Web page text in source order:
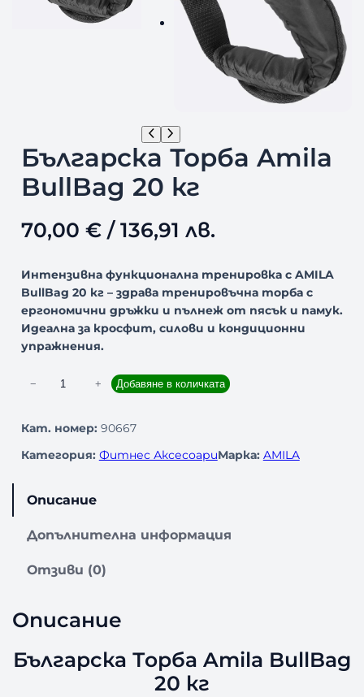
Българска Торба Amila
BullBag 20 кг
70,00 €/ 136,91 лв.
Интензивна функционална тренировка с AMILA
BullBag 20 кг – здрава тренировъчна торба с
ергономични дръжки и пълнеж от пясък и памук.
Идеална за кросфит, силови и кондиционни
упражнения.
ч
т
о
ъ
г
а
− + Добавяне в количката
Кат. номер: 90667
Категория: Фитнес АксесоариМарка: AMILA
Описание
Допълнителна информация
Отзиви (0)
Описание
Българска Торба Amila BullBag
20 кг